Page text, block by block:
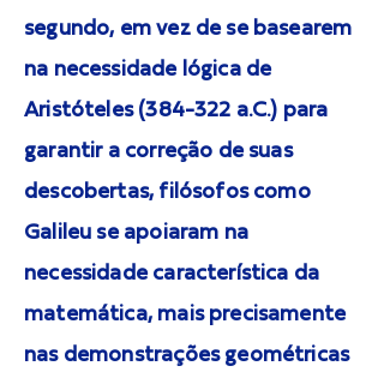
segundo, em vez de se basearem
na necessidade lógica de
Aristóteles (384-322 a.C.) para
garantir a correção de suas
descobertas, filósofos como
Galileu se apoiaram na
necessidade característica da
matemática, mais precisamente
nas demonstrações geométricas